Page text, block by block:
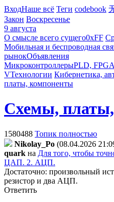
ВходНаше всё Теги codebook
Закон Воскресенье
9 августа
О смысле всего сущего0xFF
Мобильная и беспроводная
рынокОбъявления
МикроконтроллерыPLD,
VТехнологии Кибернетика,
платы, компоненты
Схемы,
1580488 Топик полностью
Nikolay_Po (08.04.2026
quark на Для того, чтобы
ЦАП. 2. АЦП.
Достаточно: произвольный
резистор и два АЦП.
Ответить